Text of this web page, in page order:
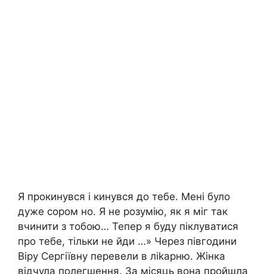
Я прокинувся і кинувся до тебе. Мені було
дуже сором но. Я не розумію, як я міг так
вчинити з тобою… Тепер я буду піклуватися
про тебе, тільки не йди …» Через півгодини
Віру Сергіївну перевели в ліkарню. Жінка
відчула полегшення. За місяць вона пройшла